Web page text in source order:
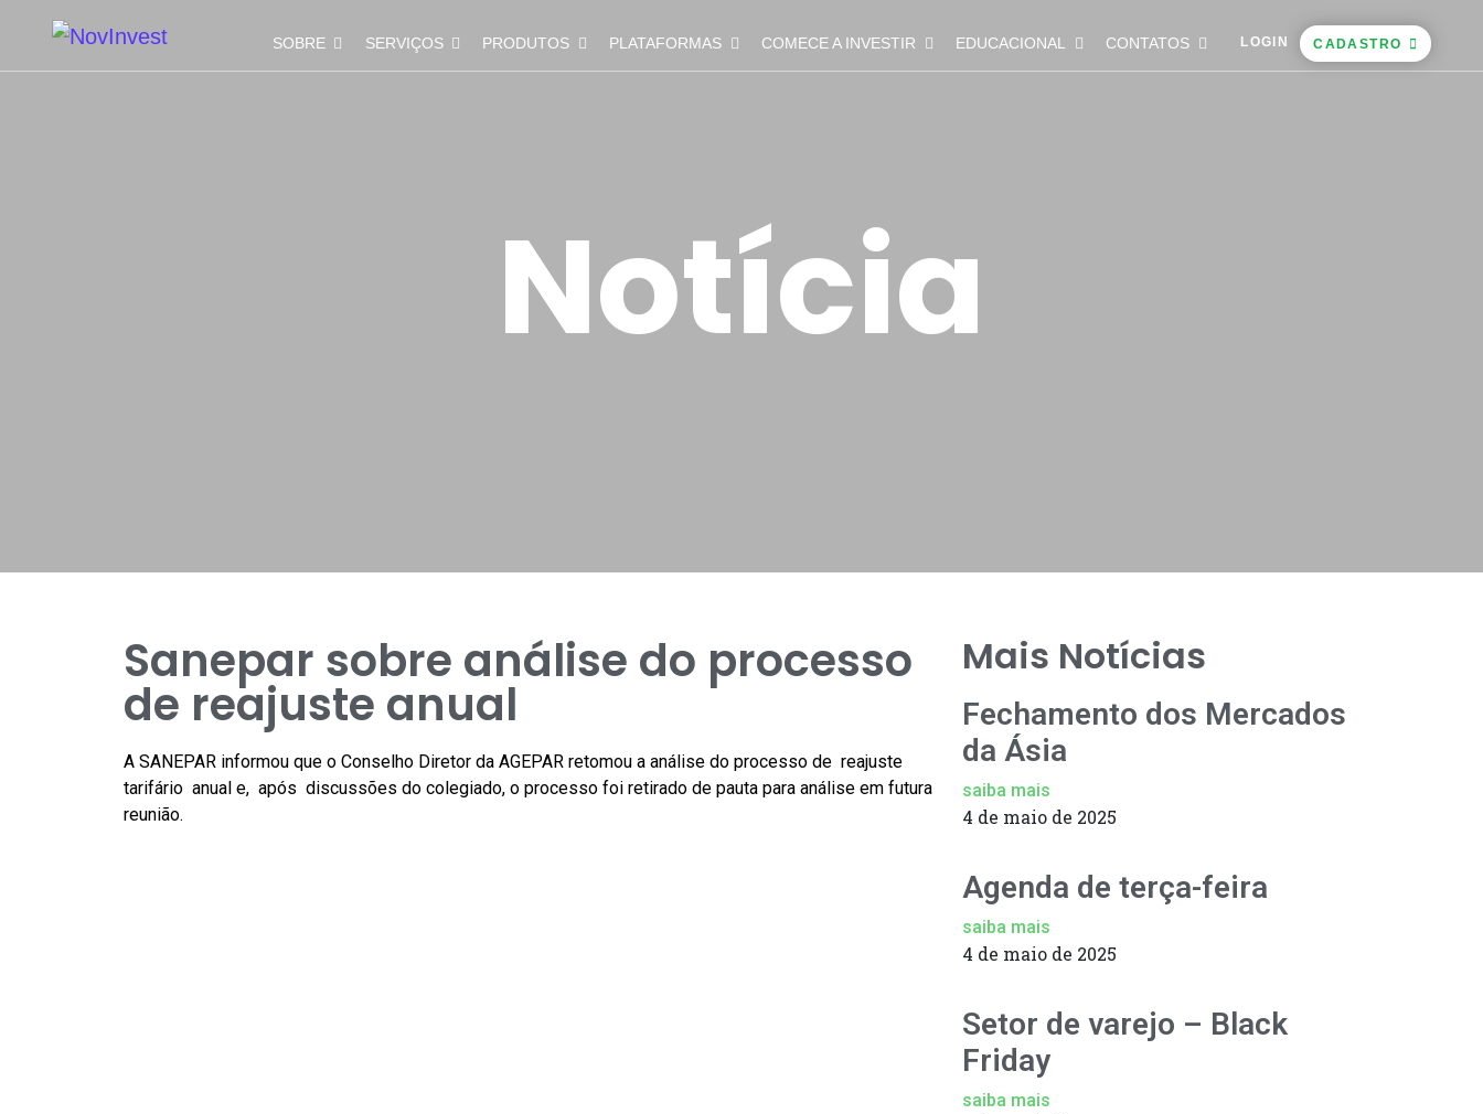
SOBRE SERVIÇOS PRODUTOS PLATAFORMAS COMECE A INVESTIR EDUCACIONAL CONTATOS LOGIN CADASTRO
Notícia
Sanepar sobre análise do processo
de reajuste anual
A SANEPAR informou que o Conselho Diretor da AGEPAR retomou a análise do processo de reajuste
tarifário anual e, após discussões do colegiado, o processo foi retirado de pauta para análise em futura
reunião.
Mais Notícias
Fechamento dos Mercados
da Ásia
saiba mais
4 de maio de 2025
Agenda de terça-feira
saiba mais
4 de maio de 2025
Setor de varejo – Black
Friday
saiba mais